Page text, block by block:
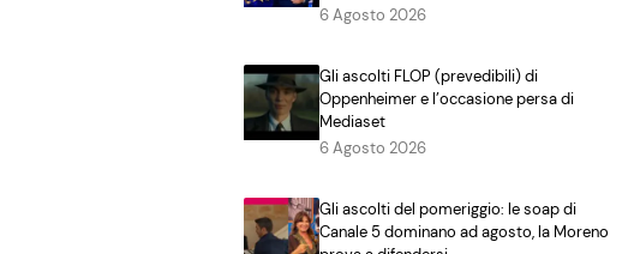
6 Agosto 2026
Gli ascolti FLOP (prevedibili) di
Oppenheimer e l’occasione persa di
Mediaset
6 Agosto 2026
Gli ascolti del pomeriggio: le soap di
Canale 5 dominano ad agosto, la Moreno